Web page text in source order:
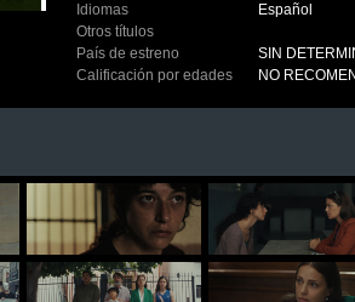
Idiomas
Español
Otros títulos
País de estreno
SIN
Calificación por edades
NO